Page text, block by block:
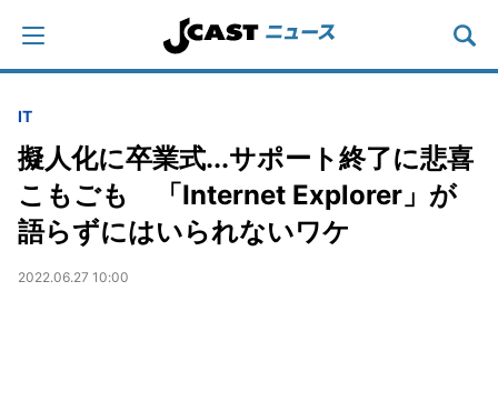
IT
擬人化に卒業式...サポート終了に悲喜
こもごも 「Internet Explorer」が
語らずにはいられないワケ
2022.06.27 10:00